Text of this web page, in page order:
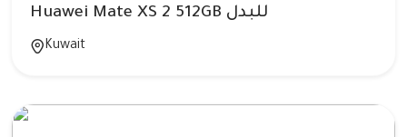
Huawei Mate XS 2 512GB للبدل
Kuwait